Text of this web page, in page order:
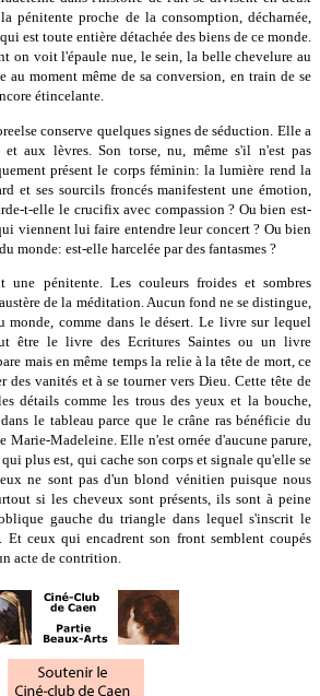
pénitente proche de la consomption, décharnée,
est toute entière détachée des biens de ce monde.
on voit l'épaule nue, le sein, la belle chevelure au
moment même de sa conversion, en train de se
étincelante.
conserve quelques signes de séduction. Elle a
aux lèvres. Son torse, nu, même s'il n'est pas
présent le corps féminin: la lumière rend la
et ses sourcils froncés manifestent une émotion,
t-elle le crucifix avec compassion ? Ou bien est-
viennent lui faire entendre leur concert ? Ou bien
monde: est-elle harcelée par des fantasmes ?
une pénitente. Les couleurs froides et sombres
de la méditation. Aucun fond ne se distingue,
monde, comme dans le désert. Le livre sur lequel
être le livre des Ecritures Saintes ou un livre
mais en même temps la relie à la tête de mort, ce
des vanités et à se tourner vers Dieu. Cette tête de
détails comme les trous des yeux et la bouche,
le tableau parce que le crâne ras bénéficie du
Marie-Madeleine. Elle n'est ornée d'aucune parure,
plus est, qui cache son corps et signale qu'elle se
ne sont pas d'un blond vénitien puisque nous
si les cheveux sont présents, ils sont à peine
gauche du triangle dans lequel s'inscrit le
Et ceux qui encadrent son front semblent coupés
acte de contrition.